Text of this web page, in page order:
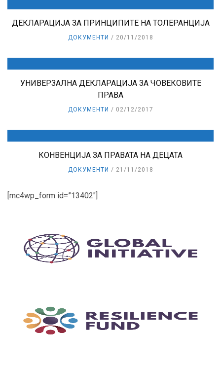
ДЕКЛАРАЦИЈА ЗА ПРИНЦИПИТЕ НА ТОЛЕРАНЦИЈА
ДОКУМЕНТИ 20/11/2018
УНИВЕРЗАЛНА ДЕКЛАРАЦИЈА ЗА ЧОВЕКОВИТЕ
ПРАВА
ДОКУМЕНТИ 02/12/2017
КОНВЕНЦИЈА ЗА ПРАВАТА НА ДЕЦАТА
ДОКУМЕНТИ 21/11/2018
[mc4wp_form id=”13402″]